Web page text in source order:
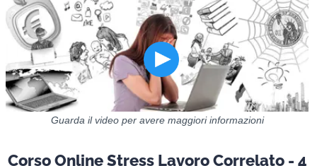
Guarda il video per avere maggiori informazioni
Corso Online Stress Lavoro Correlato - 4